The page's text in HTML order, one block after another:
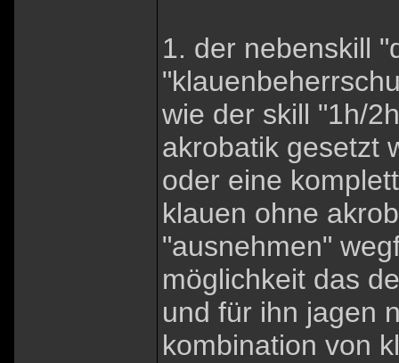
1. der nebenskill
wie der skill "1h/
akrobatik gesetzt
oder eine
klauen ohne
"ausnehmen"
möglichkeit das
und für ihn jagen
kombination von